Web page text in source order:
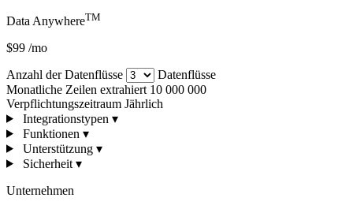
Data AnywhereTM
$99 /mo
Anzahl der Datenflüsse
Datenflüsse
Monatliche Zeilen extrahiert 10 000 000
Verpflichtungszeitraum Jährlich
Integrationstypen ▾
Funktionen ▾
Unterstützung ▾
Sicherheit ▾
Unternehmen